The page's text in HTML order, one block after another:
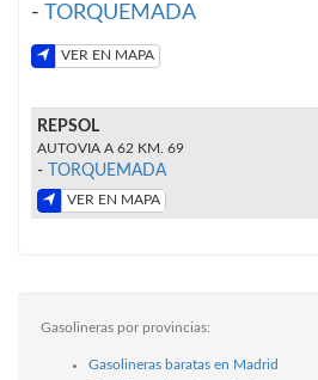
- TORQUEMADA
VER EN MAPA
REPSOL
AUTOVIA A 62 KM. 69
- TORQUEMADA
VER EN MAPA
Gasolineras por provincias:
Gasolineras baratas en Madrid